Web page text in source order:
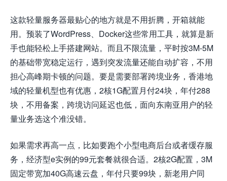
这款轻量服务器最贴心的地方就是不用折腾，开箱就能
用。预装了WordPress、Docker这些常用工具，就算是新
手也能轻松上手搭建网站。而且不限流量，平时按3M-5M
的基础带宽稳定运行，遇到突发流量还能自动扩容，不用
担心高峰期卡顿的问题。要是需要部署跨境业务，香港地
域的轻量机型也有优惠，2核1G配置月付24块，年付288
块，不用备案，跨境访问延迟也低，面向东南亚用户的轻
量业务选这个准没错。
如果需求再高一点，比如要跑个小型电商后台或者缓存服
务，经济型e实例的99元套餐就很合适。2核2G配置，3M
固定带宽加40G高速云盘，年付只要99块，新老用户同